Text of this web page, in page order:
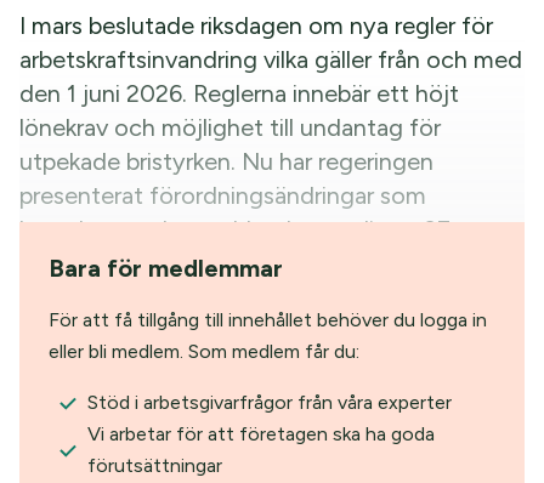
I mars beslutade riksdagen om nya regler för
arbetskraftsinvandring vilka gäller från och med
den 1 juni 2026. Reglerna innebär ett höjt
lönekrav och möjlighet till undantag för
utpekade bristyrken. Nu har regeringen
presenterat förordningsändringar som
kompletterar lagen, bland annat listas 27
utpekade bristyrken som undantas från
Bara för medlemmar
För att få tillgång till innehållet behöver du logga in
eller bli medlem. Som medlem får du:
Stöd i arbetsgivarfrågor från våra experter
Vi arbetar för att företagen ska ha goda
förutsättningar